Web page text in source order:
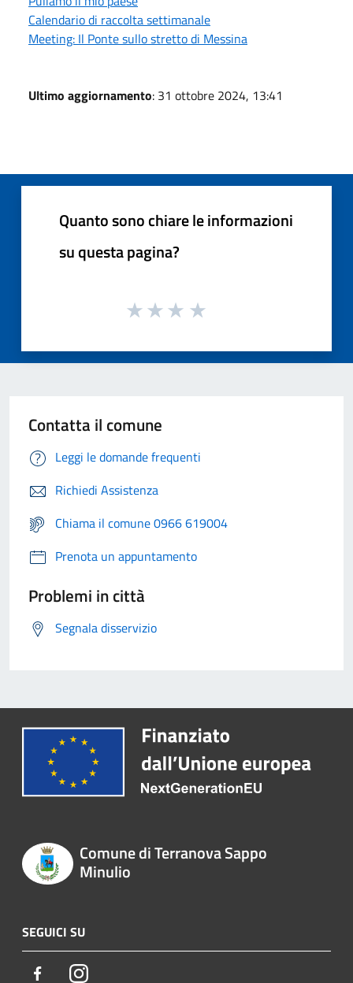
Calendario di raccolta settimanale
Meeting: Il Ponte sullo stretto di Messina
Ultimo aggiornamento: 31 ottobre 2024, 13:41
Quanto sono chiare le informazioni
su questa pagina?
Contatta il comune
Leggi le domande frequenti
Richiedi Assistenza
Chiama il comune 0966 619004
Prenota un appuntamento
Problemi in città
Segnala disservizio
Comune di Terranova Sappo
Minulio
SEGUICI SU
FacebookInstagram